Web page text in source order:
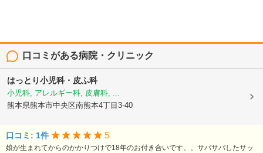
口コミがある病院・クリニック
はっとり小児科・皮ふ科
小児科, アレルギー科, 皮膚科, ...
熊本県熊本市中央区南熊本4丁目3-40
口コミ: 1件 5
娘が生まれてからのかかりつけで18年のお付き合いです。。サバサバしたサッ